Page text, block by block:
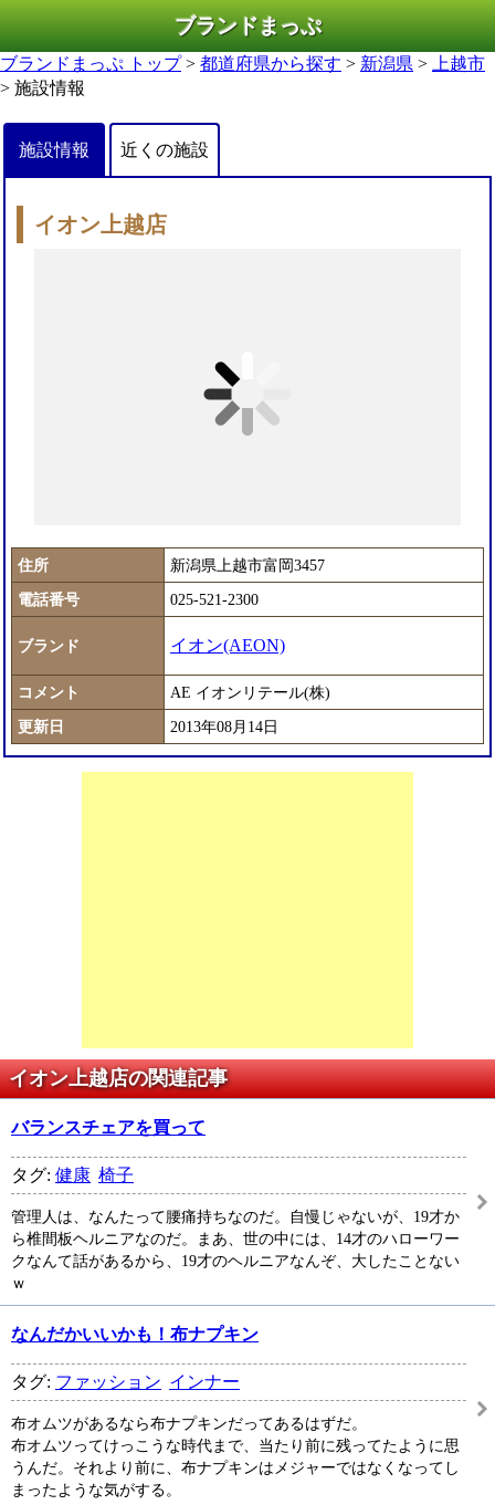
ブランドまっぷ
ブランドまっぷ トップ> 都道府県から探す > 新潟県 >
上越市
> 施設情報
施設情報 近くの施設
イオン上越店
住所
新潟県上越市富岡3457
電話番号
025-521-2300
ブランド イオン(AEON)
コメント
AE イオンリテール(株)
更新日
2013年08月14日
イオン上越店の関連記事
バランスチェアを買って
タグ: 健康 椅子
管理人は、なんたって腰痛持ちなのだ。自慢じゃないが、19才か
ら椎間板ヘルニアなのだ。まあ、世の中には、14才のハローワー
クなんて話があるから、19才のヘルニアなんぞ、大したことない
ｗ
なんだかいいかも！布ナプキン
タグ: ファッション インナー
布オムツがあるなら布ナプキンだってあるはずだ。
布オムツってけっこうな時代まで、当たり前に残ってたように思
うんだ。それより前に、布ナプキンはメジャーではなくなってし
まったような気がする。